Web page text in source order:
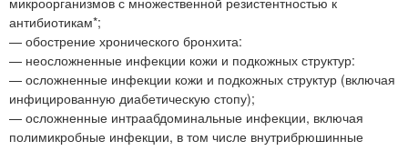
антибиотикам*;
— обострение хронического бронхита:
— неосложненные инфекции кожи и подкожных структур:
— осложненные инфекции кожи и подкожных структур (включая
инфицированную диабетическую стопу);
— осложненные интраабдоминальные инфекции, включая
полимикробные инфекции, в том числе внутрибрюшинные